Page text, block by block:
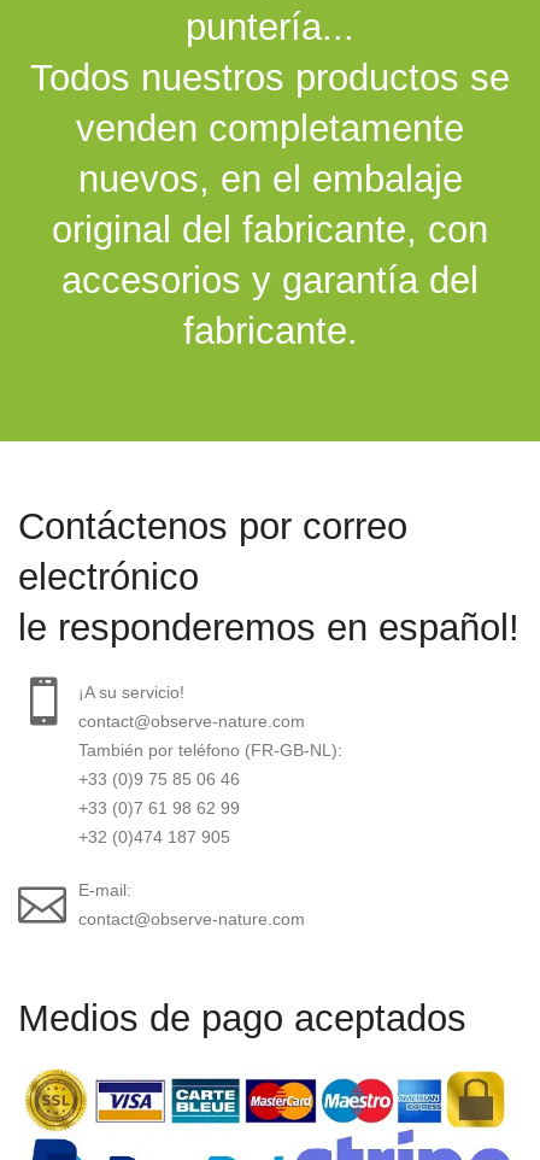
puntería...
Todos nuestros productos se
venden completamente
nuevos, en el embalaje
original del fabricante, con
accesorios y garantía del
fabricante.
Medios de pago aceptados
Contáctenos por correo
electrónico
le responderemos en español!
¡A su servicio!
contact@observe-nature.com
También por teléfono (FR-GB-NL):
+33 (0)9 75 85 06 46
+33 (0)7 61 98 62 99
+32 (0)474 187 905
E-mail:
contact@observe-nature.com